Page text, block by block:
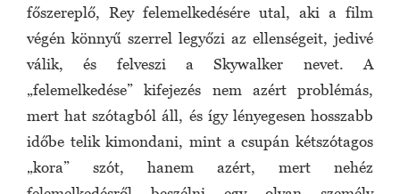
főszereplő, Rey felemelkedésére utal, aki a film
végén könnyű szerrel legyőzi az ellenségeit, jedivé
válik, és felveszi a Skywalker nevet. A
„felemelkedése” kifejezés nem azért problémás,
mert hat szótagból áll, és így lényegesen hosszabb
időbe telik kimondani, mint a csupán kétszótagos
„kora” szót, hanem azért, mert nehéz